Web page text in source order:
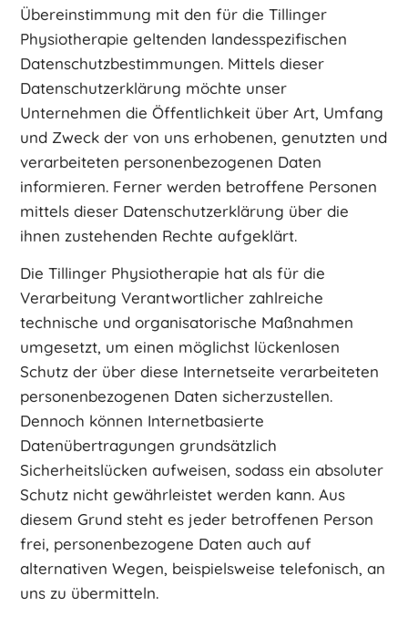
Übereinstimmung mit den für die Tillinger
Physiotherapie geltenden landesspezifischen
Datenschutzbestimmungen. Mittels dieser
Datenschutzerklärung möchte unser
Unternehmen die Öffentlichkeit über Art, Umfang
und Zweck der von uns erhobenen, genutzten und
verarbeiteten personenbezogenen Daten
informieren. Ferner werden betroffene Personen
mittels dieser Datenschutzerklärung über die
ihnen zustehenden Rechte aufgeklärt.
Die Tillinger Physiotherapie hat als für die
Verarbeitung Verantwortlicher zahlreiche
technische und organisatorische Maßnahmen
umgesetzt, um einen möglichst lückenlosen
Schutz der über diese Internetseite verarbeiteten
personenbezogenen Daten sicherzustellen.
Dennoch können Internetbasierte
Datenübertragungen grundsätzlich
Sicherheitslücken aufweisen, sodass ein absoluter
Schutz nicht gewährleistet werden kann. Aus
diesem Grund steht es jeder betroffenen Person
frei, personenbezogene Daten auch auf
alternativen Wegen, beispielsweise telefonisch, an
uns zu übermitteln.